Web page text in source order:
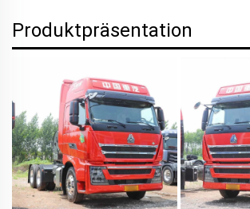
Produktpräsentation